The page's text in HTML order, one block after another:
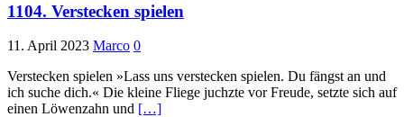
1104. Verstecken spielen
11. April 2023 Marco 0
Verstecken spielen »Lass uns verstecken spielen. Du fängst an und
ich suche dich.« Die kleine Fliege juchzte vor Freude, setzte sich auf
einen Löwenzahn und […]